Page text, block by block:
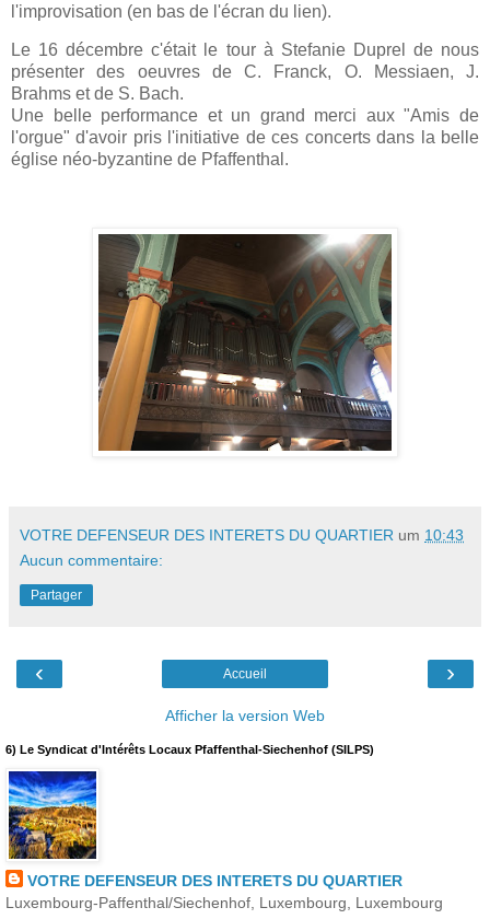
l'improvisation (en bas de l'écran du lien).
Le 16 décembre c'était le tour à Stefanie Duprel de nous
présenter des oeuvres de C. Franck, O. Messiaen, J.
Brahms et de S. Bach.
Une belle performance et un grand merci aux "Amis de
l'orgue" d'avoir pris l'initiative de ces concerts dans la belle
église néo-byzantine de Pfaffenthal.
VOTRE DEFENSEUR DES INTERETS DU QUARTIER um 10:43
Aucun commentaire:
Partager
‹ ›
Accueil
Afficher la version Web
6) Le Syndicat d'Intérêts Locaux Pfaffenthal-Siechenhof (SILPS)
VOTRE DEFENSEUR DES INTERETS DU QUARTIER
Luxembourg-Paffenthal/Siechenhof, Luxembourg, Luxembourg